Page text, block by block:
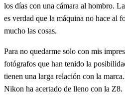
los días con una cámara al hombro.
es verdad que la máquina no hace al
mucho las cosas.
Para no quedarme solo con mis
fotógrafos que han tenido la
tienen una larga relación con la
Nikon ha acertado de lleno con la Z8.